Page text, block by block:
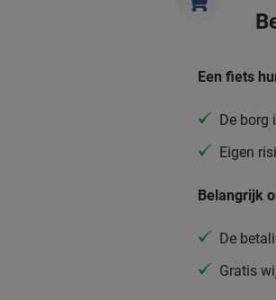
Een fiets
De borg
Eigen
Belangrijk
De
Gratis